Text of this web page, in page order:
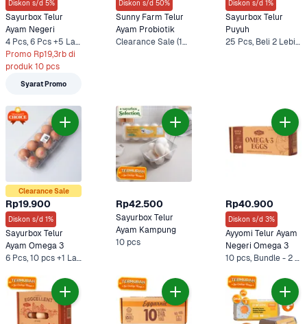
Diskon s/d 5%
Sayurbox Telur
Ayam Negeri
4 Pcs, 6 Pcs +5 Lainnya
Promo Rp19,3rb di
produk 10 pcs
Syarat Promo
Diskon s/d 50%
Sunny Farm Telur
Ayam Probiotik
Clearance Sale (10 Pcs), 10 pcs +1 Lainnya
Diskon s/d 1%
Sayurbox Telur
Puyuh
25 Pcs, Beli 2 Lebih Murah (25 Pcs)
Clearance Sale
Rp19.900
Diskon s/d 1%
Sayurbox Telur
Ayam Omega 3
6 Pcs, 10 pcs +1 Lainnya
Rp42.500
Sayurbox Telur
Ayam Kampung
10 pcs
Rp40.900
Diskon s/d 3%
Ayyomi Telur Ayam
Negeri Omega 3
10 pcs, Bundle - 2 x 10 pcs*